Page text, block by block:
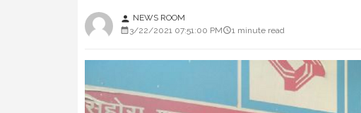
person NEWS ROOM
3/22/2021 07:51:00 PM
1 minute read